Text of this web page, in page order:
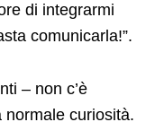
di integrarmi
comunicarla!”.
– non c’è
normale curiosità.